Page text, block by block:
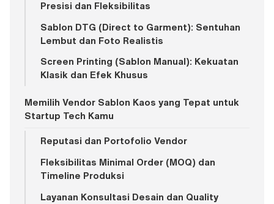
Presisi dan Fleksibilitas
Sablon DTG (Direct to Garment): Sentuhan
Lembut dan Foto Realistis
Screen Printing (Sablon Manual): Kekuatan
Klasik dan Efek Khusus
Memilih Vendor Sablon Kaos yang Tepat untuk
Startup Tech Kamu
Reputasi dan Portofolio Vendor
Fleksibilitas Minimal Order (MOQ) dan
Timeline Produksi
Layanan Konsultasi Desain dan Quality